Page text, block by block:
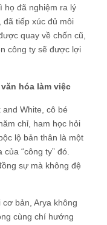
họ đã nghiệm ra lý
đã tiếp xúc đủ môi
quay về chốn cũ,
công ty sẽ được lợi
hóa làm việc
and White, cô bé
chỉ, ham học hỏi
lộ bản thân là một
“công ty” đó.
sự mà không đệ
bản, Arya không
cùng chí hướng